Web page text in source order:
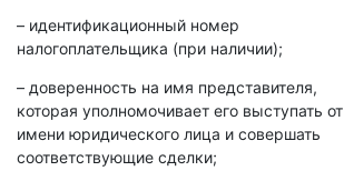
– идентификационный номер
налогоплательщика (при наличии);
– доверенность на имя представителя,
которая уполномочивает его выступать от
имени юридического лица и совершать
соответствующие сделки;